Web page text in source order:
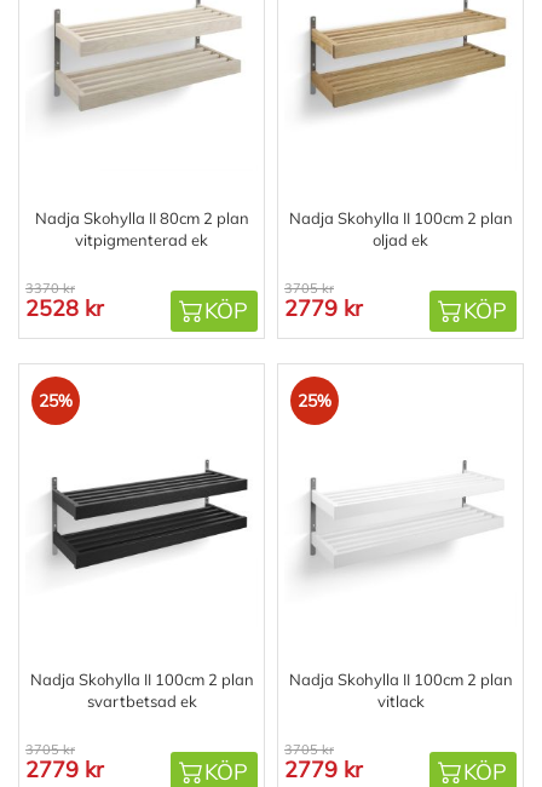
Nadja Skohylla II 80cm 2 plan
vitpigmenterad ek
3370 kr
2528 kr KÖP
Nadja Skohylla II 100cm 2 plan
oljad ek
3705 kr
2779 kr KÖP
25%
Nadja Skohylla II 100cm 2 plan
svartbetsad ek
3705 kr
2779 kr KÖP
25%
Nadja Skohylla II 100cm 2 plan
vitlack
3705 kr
2779 kr KÖP